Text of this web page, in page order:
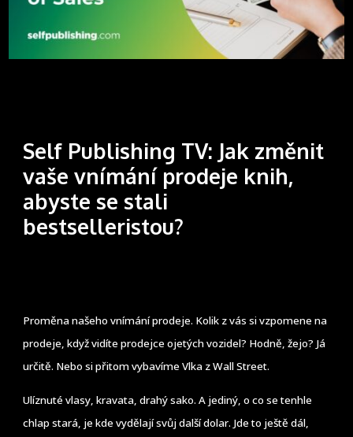
Self Publishing TV: Jak změnit
vaše vnímání prodeje knih,
abyste se stali
bestselleristou?
Proměna našeho vnímání prodeje. Kolik z vás si vzpomene na
prodeje, když vidíte prodejce ojetých vozidel? Hodně, žejo? Já
určitě. Nebo si přitom vybavíme Vlka z Wall Street.
Ulíznuté vlasy, kravata, drahý sako. A jediný, o co se tenhle
chlap stará, je kde vydělají svůj další dolar. Jde to ještě dál,